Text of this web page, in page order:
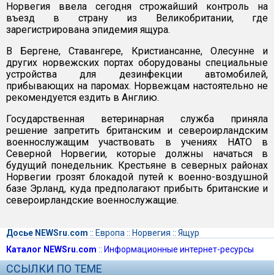
Норвегия ввела сегодня строжайший контроль на
въезд в страну из Великобритании, где
зарегистрирована эпидемия ящура.
В Бергене, Ставангере, Кристиансанне, Олесунне и
других норвежских портах оборудованы специальные
устройства для дезинфекции автомобилей,
прибывающих на паромах. Норвежцам настоятельно не
рекомендуется ездить в Англию.
Государственная ветеринарная служба приняла
решение запретить британским и североирландским
военнослужащим участвовать в учениях НАТО в
Северной Норвегии, которые должны начаться в
будущий понедельник. Крестьяне в северных районах
Норвегии грозят блокадой путей к военно-воздушной
базе Эрланд, куда предполагают прибыть британские и
североирландские военнослужащие.
Досье NEWSru.com :: Европа :: Норвегия :: Ящур
Каталог NEWSru.com :: Информационные интернет-ресурсы
ССЫЛКИ ПО ТЕМЕ